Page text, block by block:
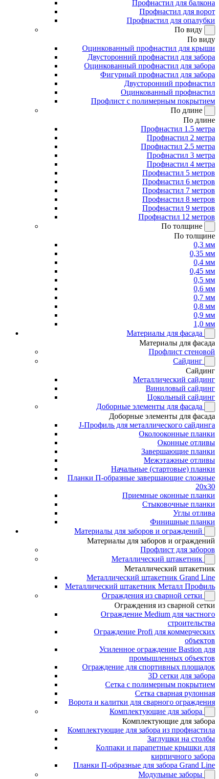
Профнастил для балкона
Профнастил для ворот
Профнастил для опалубки
По виду
По виду
Оцинкованный профнастил для крыши
Двусторонний профнастил для забора
Оцинкованный профнастил для забора
Фигурный профнастил для забора
Двусторонний профнастил
Оцинкованный профнастил
Профлист с полимерным покрытием
По длине
По длине
Профнастил 1.5 метра
Профнастил 2 метра
Профнастил 2.5 метра
Профнастил 3 метра
Профнастил 4 метра
Профнастил 5 метров
Профнастил 6 метров
Профнастил 7 метров
Профнастил 8 метров
Профнастил 9 метров
Профнастил 12 метров
По толщине
По толщине
0,3 мм
0,35 мм
0,4 мм
0,45 мм
0,5 мм
0,6 мм
0,7 мм
0,8 мм
0,9 мм
1,0 мм
Материалы для фасада
Материалы для фасада
Профлист стеновой
Сайдинг
Сайдинг
Металлический сайдинг
Виниловый сайдинг
Цокольный сайдинг
Доборные элементы для фасада
Доборные элементы для фасада
J-Профиль для металлического сайдинга
Околооконные планки
Оконные отливы
Завершающие планки
Межэтажные отливы
Начальные (стартовые) планки
Планки П-образные завершающие сложные
20x30
Приемные оконные планки
Стыковочные планки
Углы отлива
Финишные планки
Материалы для заборов и ограждений
Материалы для заборов и ограждений
Профлист для заборов
Металлический штакетник
Металлический штакетник
Металлический штакетник Grand Line
Металлический штакетник Металл Профиль
Ограждения из сварной сетки
Ограждения из сварной сетки
Ограждение Medium для частного
строительства
Ограждение Profi для коммерческих
объектов
Усиленное ограждение Bastion для
промышленных объектов
Ограждение для спортивных площадок
3D сетки для забора
Сетка с полимерным покрытием
Сетка сварная рулонная
Ворота и калитки для сварного ограждения
Комплектующие для забора
Комплектующие для забора
Комплектующие для забора из профнастила
Заглушки на столбы
Колпаки и парапетные крышки для
кирпичного забора
Планки П-образные для забора Grand Line
Модульные заборы